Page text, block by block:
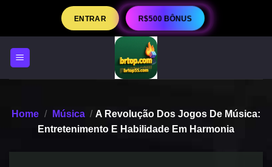
content
ENTRAR R$500 BÔNUS
Home / Música / A Revolução Dos Jogos De Música:
Entretenimento E Habilidade Em Harmonia